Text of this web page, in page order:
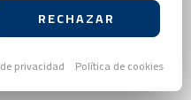
RECHAZAR
privacidad Política de cookies